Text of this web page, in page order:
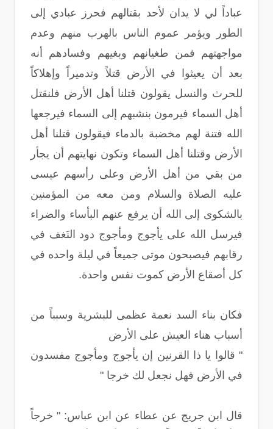
عباداً لي لا يدان لأحد بقتالهم فحرز عبادي إلى
الطور ويؤمر عموم الناس بالهرب منهم وعدم
مواجهتهم فمن طغيانهم وبغيهم وفسادهم أنه
بعد أن يعيثوا في الأرض قتلاً وتدميراً وإهلاكاً
للحرث والنسل يقولون قتلنا أهل الأرض فلنقتل
أهل السماء فيرمون بنشبهم إلى السماء فيرجعها
الله فتنة لهم مخضبة بالدماء فيقولون قتلنا أهل
الأرض وقتلنا أهل السماء وتكون نهايتهم أن يجأر
من بقي من أهل الأرض وعلى رأسهم عيسى
عليه الصلاة والسلام ومن معه من المؤمنين
بالشكوى إلى الله أن يرفع عنهم البأساء والضراء
فيرسل الله على يأجوج ومأجوج دود النَغف في
رقابهم فيصبحون موتى جميعاً في ليلة واحده في
كل أصقاع الأرض كموت نفس واحدة.
فكان بناء السد نعمة عظمى للبشرية وسبباً من
أسباب هناء العيش على الأرض
" قالوا يا ذا القرنين إن يأجوج ومأجوج مفسدون
في الأرض فهل نجعل لك خرجا "
قال ابن جريج عن عطاء عن ابن عباس: " خرجاً